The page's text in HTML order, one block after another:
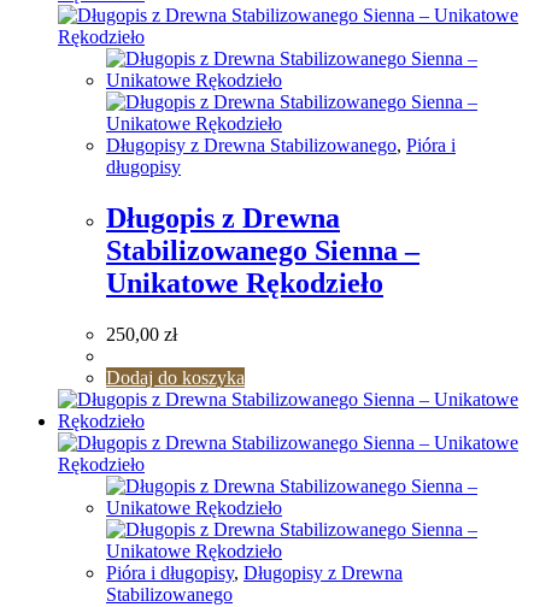
Długopisy z Drewna Stabilizowanego, Pióra i
długopisy
Długopis z Drewna
Stabilizowanego Sienna –
Unikatowe Rękodzieło
250,00 zł
Dodaj do koszyka
Pióra i długopisy, Długopisy z Drewna
Stabilizowanego